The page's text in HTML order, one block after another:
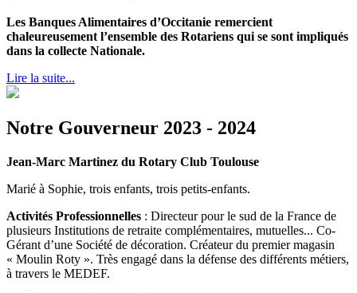
Les Banques Alimentaires d’Occitanie remercient
chaleureusement l’ensemble des Rotariens qui se sont impliqués
dans la collecte Nationale.
Lire la suite...
Notre Gouverneur 2023 - 2024
Jean-Marc Martinez du Rotary Club Toulouse
Marié à Sophie, trois enfants, trois petits-enfants.
Activités Professionnelles : Directeur pour le sud de la France de
plusieurs Institutions de retraite complémentaires, mutuelles... Co-
Gérant d’une Société de décoration. Créateur du premier magasin
« Moulin Roty ». Très engagé dans la défense des différents métiers,
à travers le MEDEF.